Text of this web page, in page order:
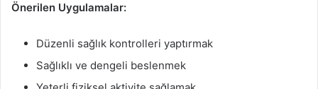
Önerilen Uygulamalar:
Düzenli sağlık kontrolleri yaptırmak
Sağlıklı ve dengeli beslenmek